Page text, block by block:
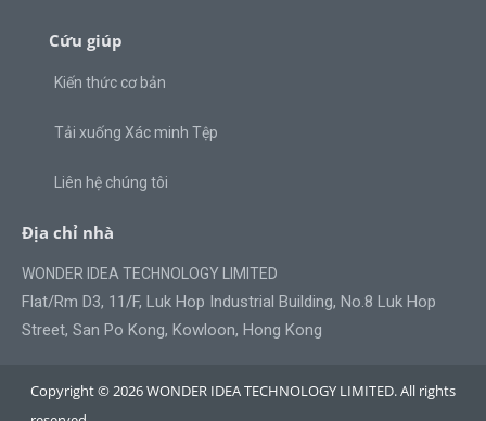
Cứu giúp
Kiến thức cơ bản
Tải xuống Xác minh Tệp
Liên hệ chúng tôi
Địa chỉ nhà
WONDER IDEA TECHNOLOGY LIMITED
Flat/Rm D3, 11/F, Luk Hop Industrial Building, No.8 Luk Hop
Street, San Po Kong, Kowloon, Hong Kong
Copyright © 2026 WONDER IDEA TECHNOLOGY LIMITED. All rights